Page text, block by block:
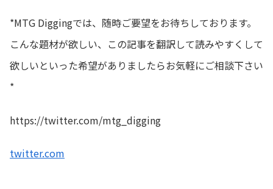
*MTG Diggingでは、随時ご要望をお待ちしております。
こんな題材が欲しい、この記事を翻訳して読みやすくして
欲しいといった希望がありましたらお気軽にご相談下さい
*
https://twitter.com/mtg_digging
twitter.com